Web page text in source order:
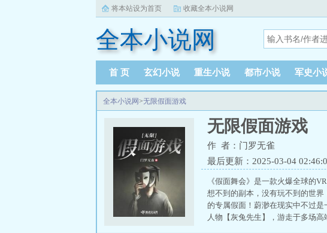
将本站设为首页 收藏全本小说网
全本小说网
首 页 玄幻小说 重生小说 都市小说 军史小
全本小说网>无限假面游戏
无限假面游戏
作 者：门罗无雀
最后更新：2025-03-04
《假面舞会》是一款火爆全球的
想不到的副本，没有玩不到的世
的专属假面！蔚渺在现实中不过
人物【灰兔先生】，游走于多场